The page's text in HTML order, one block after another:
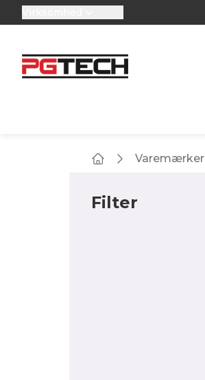
selector.vat
Varemærker
Filter